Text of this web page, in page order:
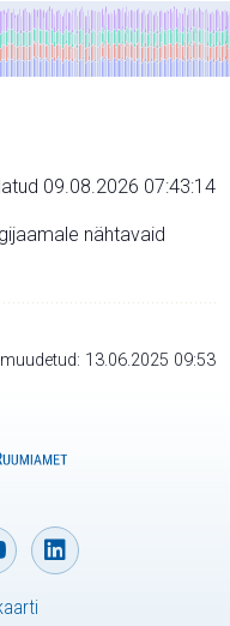
09.08.2026 07:43:14
nähtavaid
13.06.2025 09:53